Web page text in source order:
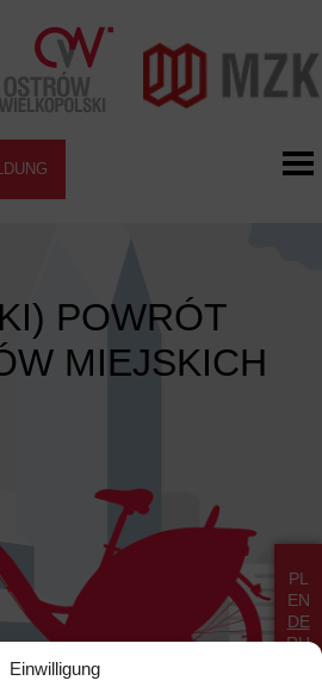
Einwilligung
POWRÓT
MIEJSKICH
PL
EN
DE
RU